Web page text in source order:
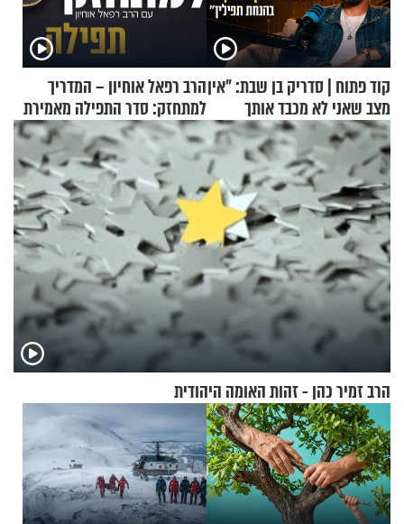
קוד פתוח | סדריק בן שבת: "אין
מצב שאני לא מכבד אותך
בבוקר בהנחת תפילין"
הרב רפאל אוחיון – המדריך
למתחזק: סדר התפילה מאמירת
הקורבנות ועד קריאת שמע
הרב זמיר כהן - זהות האומה היהודית